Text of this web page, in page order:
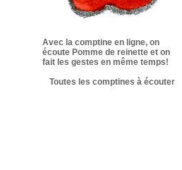
Avec la comptine en ligne, on
écoute Pomme de reinette et on
fait les gestes en même temps!
Toutes les comptines à écouter